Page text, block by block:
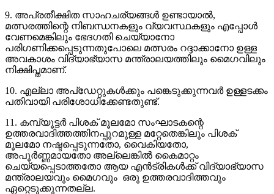
9. അപ്രതീക്ഷിത സാഹചര്യങ്ങൾ ഉണ്ടായാൽ,
മത്സരത്തിന്റെ നിബന്ധനകളും വ്യവസ്ഥകളും എപ്പോൾ
വേണമെങ്കിലും ഭേദഗതി ചെയ്യാനോ
പരിഗണിക്കപ്പെടുന്നതുപോലെ മത്സരം റദ്ദാക്കാനോ ഉള്ള
അവകാശം വിദ്യാഭ്യാസ മന്ത്രാലയത്തിലും മൈഗവിലും
നിക്ഷിപ്തമാണ്.
10. എല്ലാ അപ്ഡേറ്റുകൾക്കും പങ്കെടുക്കുന്നവർ ഉള്ളടക്കം
പതിവായി പരിശോധിക്കേണ്ടതുണ്ട്.
11. കമ്പ്യൂട്ടർ പിശക് മൂലമോ സംഘാടകന്റെ
ഉത്തരവാദിത്തത്തിനപ്പുറമുള്ള മറ്റേതെങ്കിലും പിശക്
മൂലമോ നഷ്ടപ്പെടുന്നതോ, വൈകിയതോ,
അപൂർണ്ണമായതോ അല്ലെങ്കിൽ കൈമാറ്റം
ചെയ്യപ്പെടാത്തതോ ആയ എൻട്രികൾക്ക് വിദ്യാഭ്യാസ
മന്ത്രാലയവും മൈഗവും ഒരു ഉത്തരവാദിത്തവും
ഏറ്റെടുക്കുന്നതല്ല.